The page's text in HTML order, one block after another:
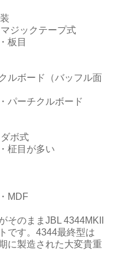
ジックテープ式
板目
ルボード（バッフル面
パーチクルボード
ボ式
柾目が多い
MDF
そのままJBL 4344MKII
です。4344最終型は
に製造された大変貴重